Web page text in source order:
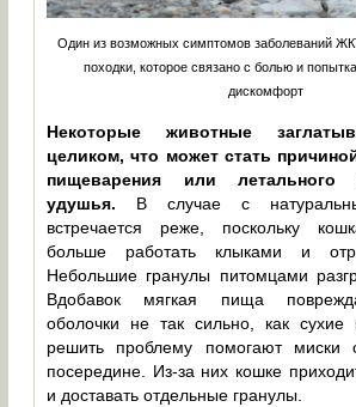
Один из возможных симптомов заболеваний
походки, которое связано с болью и
дискомфорт
Некоторые животные
целиком, что может стать
пищеварения или летального
удушья. В случае с
встречается реже, поскольку
больше работать клыками и
Небольшие гранулы питомцами
Вдобавок мягкая пища
оболочки не так сильно, как сухие
решить проблему помогают миски
посередине. Из-за них кошке
и доставать отдельные гранулы.